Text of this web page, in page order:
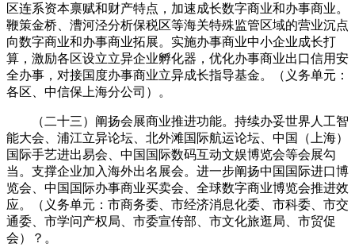
区连系资本禀赋和财产特点，加速成长数字商业和办事商业。
鞭策金桥、漕河泾分析保税区等海关特殊监管区域的营业沉点
向数字商业和办事商业拓展。实施办事商业中小企业成长打
算，激励各区设立立异企业孵化器，优化办事商业出口信用安
全办事，对接国度办事商业立异成长指导基金。（义务单元：
各区、中信保上海分公司）。
（二十三）阐扬会展商业推进功能。持续办妥世界人工智
能大会、浦江立异论坛、北外滩国际航运论坛、中国（上海）
国际手艺进出易会、中国国际数码互动文娱博览会等会展勾
当。支撑企业加入海外出名展会。进一步阐扬中国国际进口博
览会、中国国际办事商业买卖会、全球数字商业博览会推进效
应。（义务单元：市商务委、市经济消息化委、市科委、市交
通委、市学问产权局、市委宣传部、市文化旅逛局、市贸促
会）？。